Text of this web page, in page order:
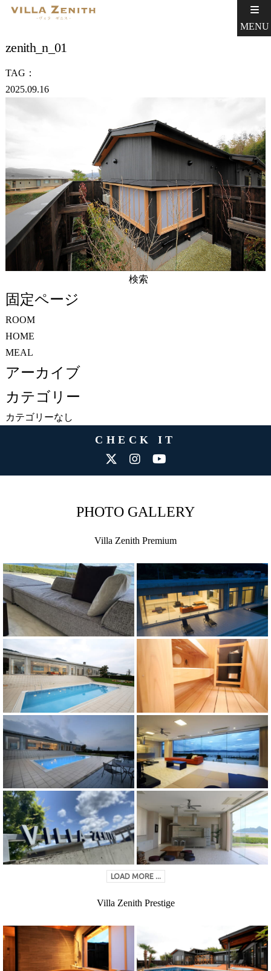
MENU
zenith_n_01
TAG：
2025.09.16
索:
固定ページ
ROOM
HOME
MEAL
アーカイブ
カテゴリー
カテゴリーなし
CHECK IT
PHOTO GALLERY
Villa Zenith Premium
LOAD MORE ...
Villa Zenith Prestige